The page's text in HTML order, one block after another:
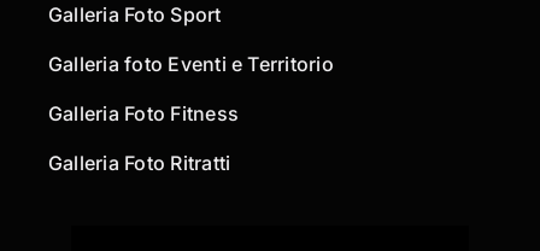
Galleria Foto Sport
Galleria foto Eventi e Territorio
Galleria Foto Fitness
Galleria Foto Ritratti